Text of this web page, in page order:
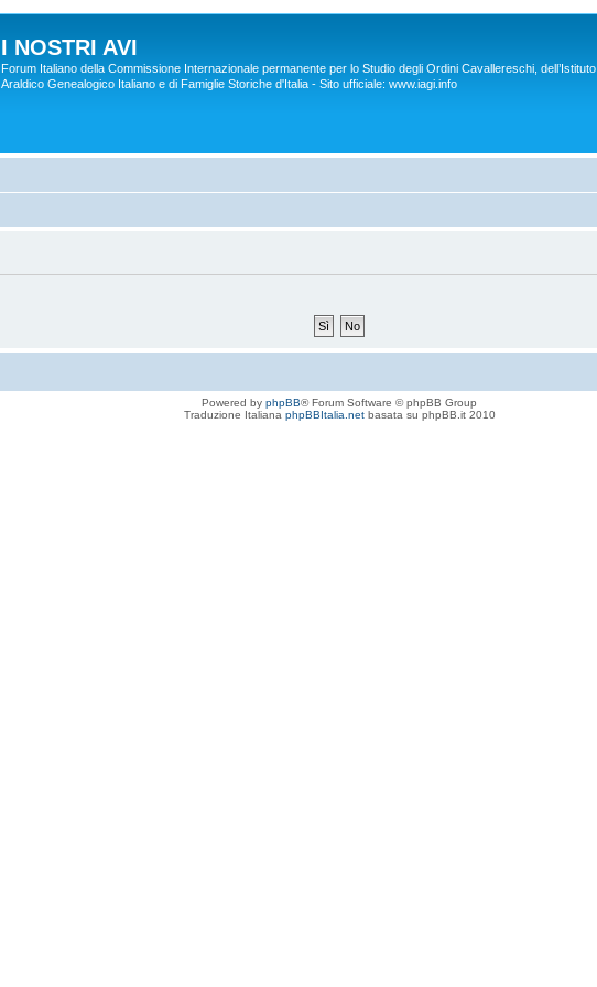
I NOSTRI AVI
Forum Italiano della Commissione Internazionale permanente per lo Studio degli Ordini Cavallereschi, dell’Istituto
Araldico Genealogico Italiano e di Famiglie Storiche d'Italia - Sito ufficiale: www.iagi.info
Powered by phpBB® Forum Software © phpBB Group
Traduzione Italiana phpBBItalia.netbasata su phpBB.it 2010